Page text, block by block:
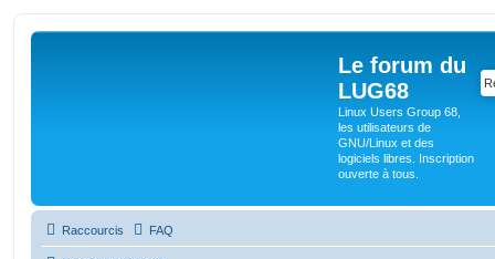
Le forum du
LUG68
Linux Users Group 68,
les utilisateurs de
GNU/Linux et des
logiciels libres. Inscription
ouverte à tous.
Raccourcis FAQ